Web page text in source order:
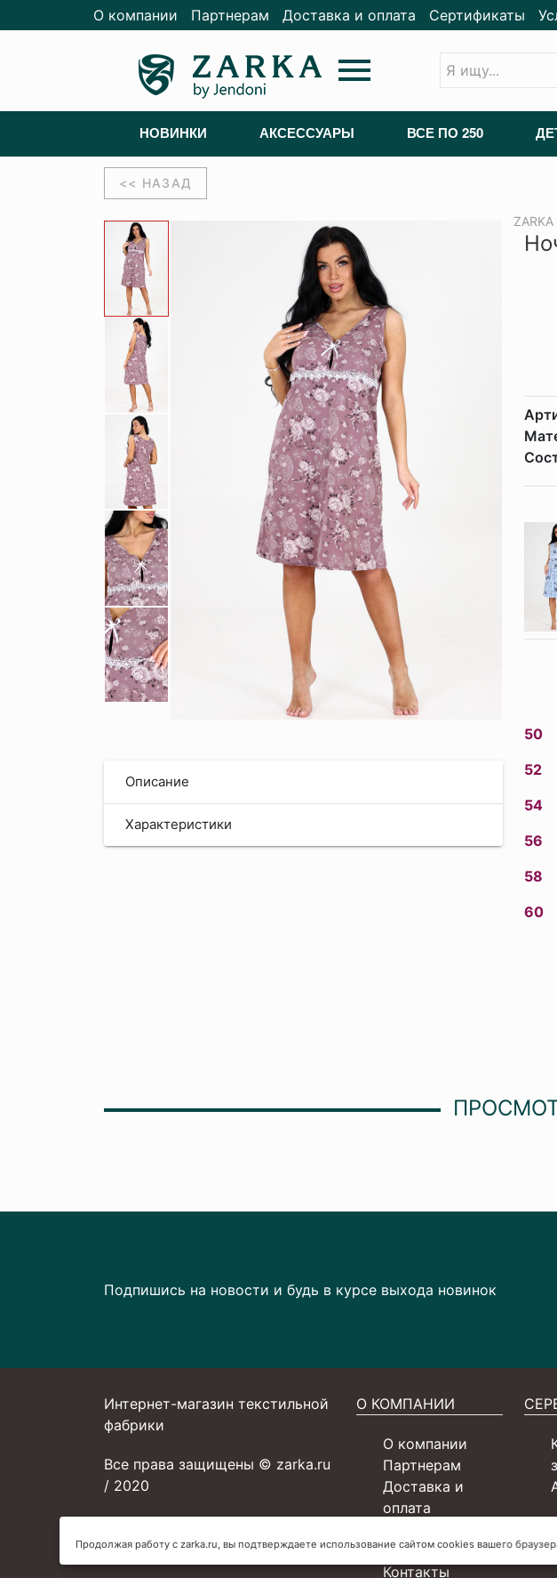
О компании Партнерам Доставка и оплата Сертификаты
menu
НОВИНКИ АКСЕССУАРЫ ВСЕ ПО 250
<< НАЗАД
Описание
Характеристики
ZARKA
50
52
54
56
58
60
Подпишись на новости и будь в курсе выхода новинок
Интернет-магазин текстильной
фабрики
Все права защищены © zarka.ru
/ 2020
О КОМПАНИИ
О компании
Партнерам
Доставка и
оплата
Условия для СП
Контакты
Продолжая работу с zarka.ru, вы подтверждаете использование сайтом cookies вашего